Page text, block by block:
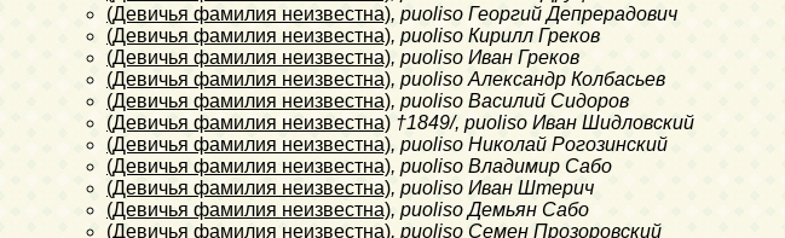
(Девичья фамилия неизвестна), puoliso Георгий Депрерадович
(Девичья фамилия неизвестна), puoliso Кирилл Греков
(Девичья фамилия неизвестна), puoliso Иван Греков
(Девичья фамилия неизвестна), puoliso Александр Колбасьев
(Девичья фамилия неизвестна), puoliso Василий Сидоров
(Девичья фамилия неизвестна) †1849/, puoliso Иван Шидловский
(Девичья фамилия неизвестна), puoliso Николай Рогозинский
(Девичья фамилия неизвестна), puoliso Владимир Сабо
(Девичья фамилия неизвестна), puoliso Иван Штерич
(Девичья фамилия неизвестна), puoliso Демьян Сабо
(Девичья фамилия неизвестна), puoliso Семен Прозоровский